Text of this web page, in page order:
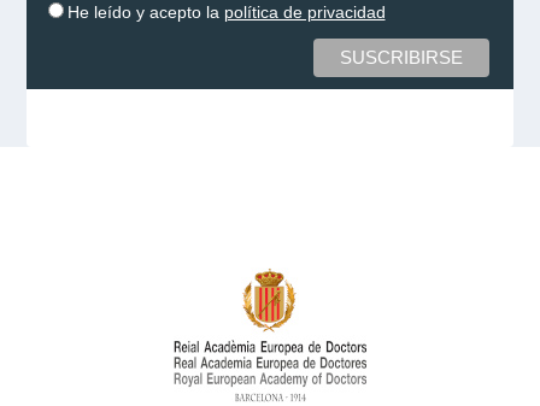
He leído y acepto la política de privacidad